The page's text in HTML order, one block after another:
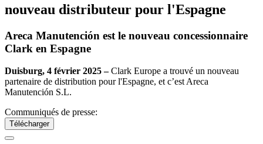
nouveau distributeur pour l'Espagne
Areca Manutención est le nouveau concessionnaire
Clark en Espagne
Duisburg, 4 février 2025 –Clark Europe a trouvé un nouveau
partenaire de distribution pour l'Espagne, et c’est Areca
Manutención S.L.
Communiqués de presse:
Télécharger